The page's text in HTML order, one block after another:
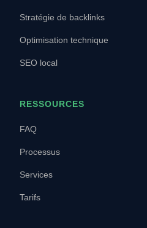
Stratégie de backlinks
Optimisation technique
SEO local
RESSOURCES
FAQ
Processus
Services
Tarifs